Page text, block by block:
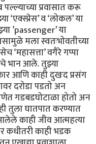
प्रवासात करू
‘एक्स्प्रेस’ व ‘लोकल’ या
’passenger’ या
मला स्वतःभोवतीच्या
‘महासत्ता’ वगैरे गप्पा
भान आले. तुझ्या
आणि काही दुखःद प्रसंग
दरोडा पडतो अन
गडबडघोटाळा होतो अन
तुला घातपात करण्यात
काही जीव आत्महत्या
कधीतरी काही भडक